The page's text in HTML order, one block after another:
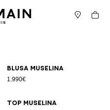
Cesta
Blusa muselina
1.990€
Top muselina